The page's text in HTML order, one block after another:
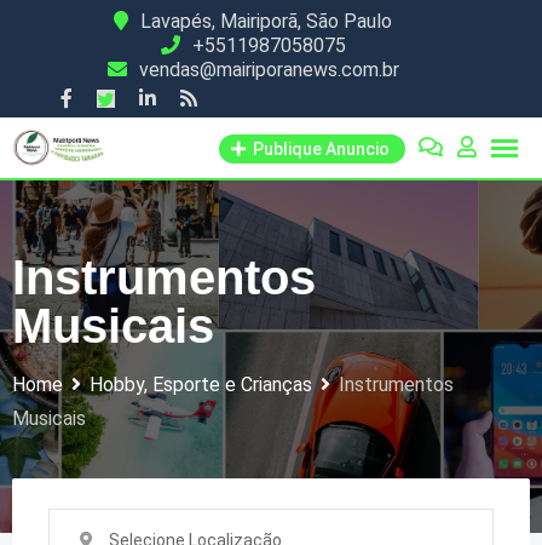
content
Lavapés, Mairiporã, São Paulo
+5511987058075
vendas@mairiporanews.com.br
Publique Anuncio
Instrumentos
Musicais
Home Hobby, Esporte e Crianças
Instrumentos
Musicais
Selecione Localização